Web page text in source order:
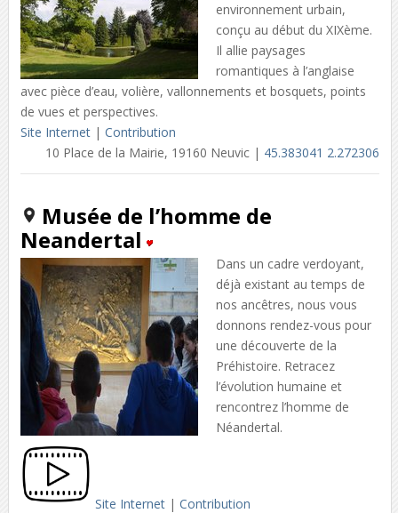
environnement urbain,
conçu au début du XIXème.
Il allie paysages
romantiques à l’anglaise
avec pièce d’eau, volière, vallonnements et bosquets, points
de vues et perspectives.
Site Internet| Contribution
10 Place de la Mairie, 19160 Neuvic | 45.383041 2.272306
Musée de l’homme de
Neandertal
Dans un cadre verdoyant,
déjà existant au temps de
nos ancêtres, nous vous
donnons rendez-vous pour
une découverte de la
Préhistoire. Retracez
l’évolution humaine et
rencontrez l’homme de
Néandertal.
Site Internet| Contribution